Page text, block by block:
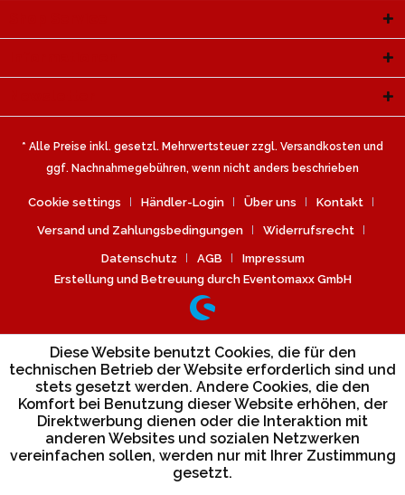
* Alle Preise inkl. gesetzl. Mehrwertsteuer zzgl. Versandkosten und
ggf. Nachnahmegebühren, wenn nicht anders beschrieben
Cookie settings Händler-Login Über uns Kontakt
Versand und Zahlungsbedingungen Widerrufsrecht
Datenschutz AGB
Impressum
Erstellung und Betreuung durch Eventomaxx GmbH
Diese Website benutzt Cookies, die für den
technischen Betrieb der Website erforderlich sind und
stets gesetzt werden. Andere Cookies, die den
Komfort bei Benutzung dieser Website erhöhen, der
Direktwerbung dienen oder die Interaktion mit
anderen Websites und sozialen Netzwerken
vereinfachen sollen, werden nur mit Ihrer Zustimmung
gesetzt.